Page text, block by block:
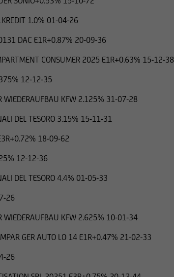
1.0% 01-04-26
DAC E1R+0.87% 20-09-36
CONSUMER 2025 E1R+0.63% 15-12-38
12-12-35
WIEDERAUFBAU KFW 2.125% 31-07-28
DEL TESORO 3.15% 15-11-31
18-09-62
12-12-36
DEL TESORO 4.4% 01-05-33
26
WIEDERAUFBAU KFW 2.625% 10-01-34
GER AUTO LO 14 E1R+0.47% 21-02-33
26